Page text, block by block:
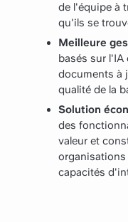
de l'équipe à
qu'ils se
Meilleure
basés sur l'IA
documents à
qualité de la
Solution
des
valeur et
organisations
capacités